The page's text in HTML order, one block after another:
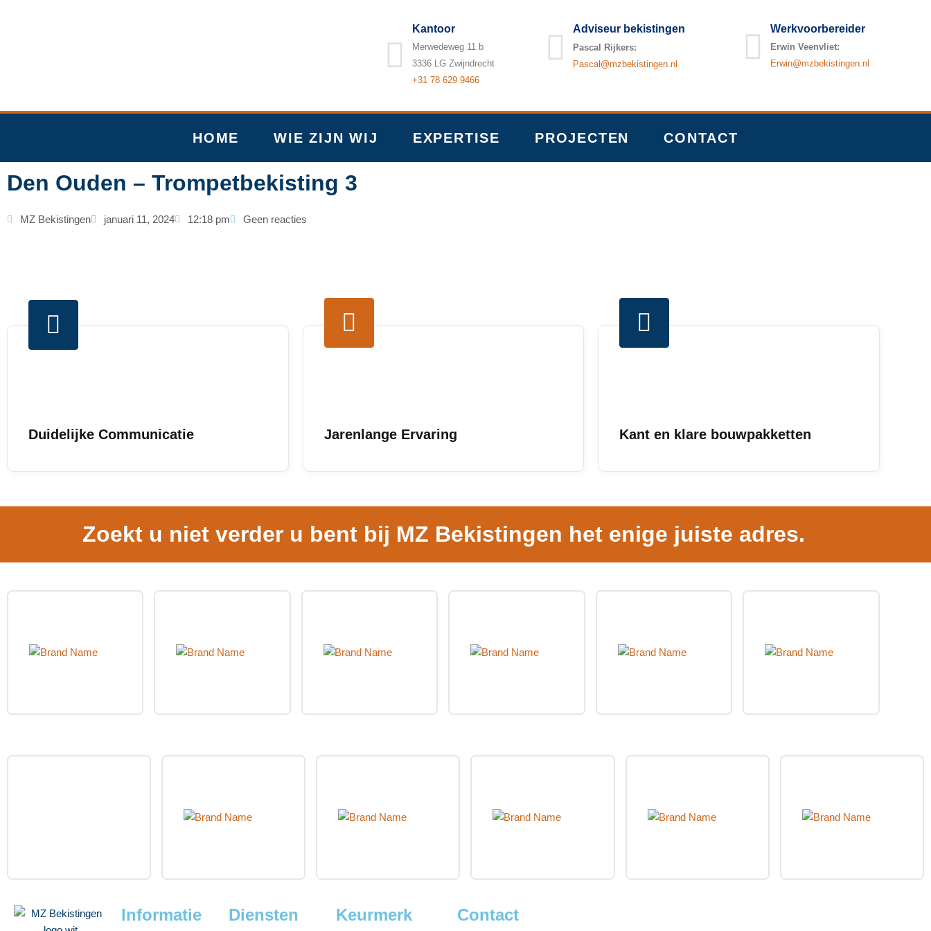
Kantoor
Merwedeweg 11 b
3336 LG Zwijndrecht
+31 78 629 9466
Adviseur bekistingen
Pascal Rijkers:
Pascal@mzbekistingen.nl
Werkvoorbereider
Erwin Veenvliet:
Erwin@mzbekistingen.nl
HOME WIE ZIJN WIJ EXPERTISE PROJECTEN CONTACT
Den Ouden – Trompetbekisting 3
MZ Bekistingen januari 11, 2024 12:18 pm Geen reacties
Duidelijke Communicatie Jarenlange Ervaring Kant en klare bouwpakketten
Zoekt u niet verder u bent bij MZ Bekistingen het enige juiste adres.
Informatie Diensten Keurmerk Contact